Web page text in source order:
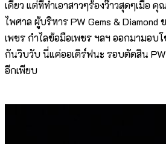
เดียว แต่ที่ทำเอาสาวๆร้องว๊าวสุดๆเมื่อ
ไพศาล ผู้บริหาร PW Gems & Diamond
เพชร กำไลข้อมือเพชร ฯลฯ ออกมามอบ
กันวิบวับ นี่แค่ออเดิร์ฟนะ รอบตัดสิน PW
อีกเพียบ